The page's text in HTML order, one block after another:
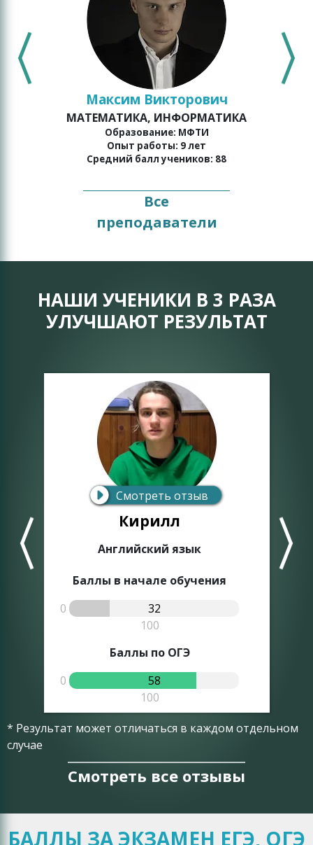
Максим Викторович
МАТЕМАТИКА, ИНФОРМАТИКА
Образование: МФТИ
Опыт работы: 9 лет
Средний балл учеников: 88
Все
преподаватели
НАШИ УЧЕНИКИ В 3 РАЗА
УЛУЧШАЮТ РЕЗУЛЬТАТ
Смотреть отзыв
Кирилл
Английский язык
Баллы в начале обучения
0
32
100
Баллы по ОГЭ
0
58
100
* Результат может отличаться в каждом отдельном
случае
Смотреть все отзывы
БАЛЛЫ ЗА ЭКЗАМЕН ЕГЭ, ОГЭ